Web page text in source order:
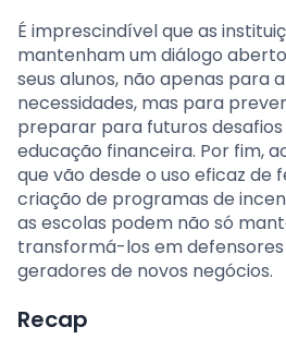
É imprescindível que as
mantenham um diálogo
seus alunos, não apenas para
necessidades, mas para
preparar para futuros
educação financeira. Por fim,
que vão desde o uso eficaz de
criação de programas de
as escolas podem não só
transformá-los em
geradores de novos negócios.
Recap